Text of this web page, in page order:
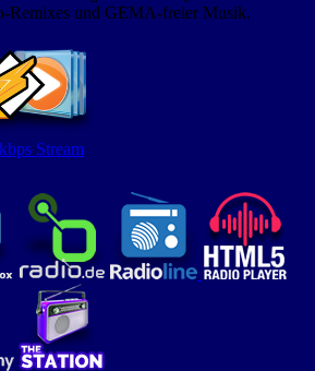
Remixes und GEMA-freier Musik.
Stream